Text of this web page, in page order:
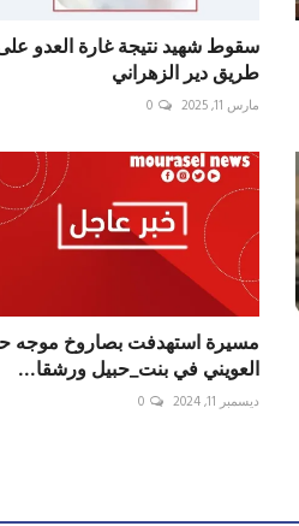
سقوط شهيد نتيجة غارة العدو
طريق دير الزهراني
مارس 11, 2025 0
مسيرة استهدفت بصاروخ موجه
العويني في ‎بنت_حبيل ورشقا...
ديسمبر 11, 2024 0